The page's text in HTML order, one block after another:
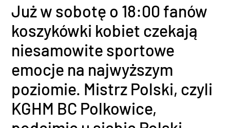
Już w sobotę o 18:00 fanów
koszykówki kobiet czekają
niesamowite sportowe
emocje na najwyższym
poziomie. Mistrz Polski, czyli
KGHM BC Polkowice,